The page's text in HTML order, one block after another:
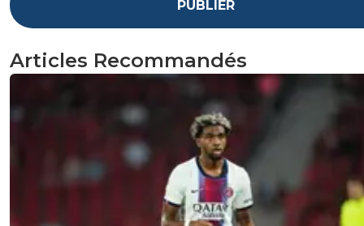
PUBLIER
Articles Recommandés